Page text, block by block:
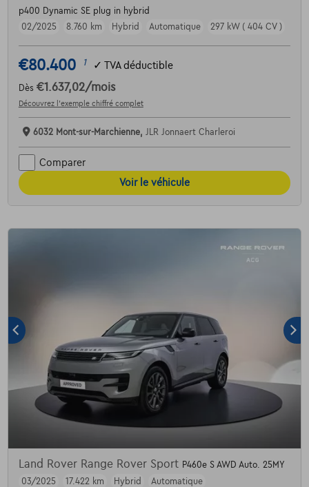
p400 Dynamic SE plug in hybrid
02/2025
8.760 km Hybrid Automatique 297 kW ( 404 CV )
€80.400 1 ✓ TVA déductible
Dès €1.637,02/mois
Découvrez l’exemple chiffré complet
6032 Mont-sur-Marchienne, JLR Jonnaert Charleroi
Comparer
Voir le véhicule
Land Rover Range Rover Sport P460e S AWD Auto. 25MY
03/2025
17.422 km Hybrid
Automatique